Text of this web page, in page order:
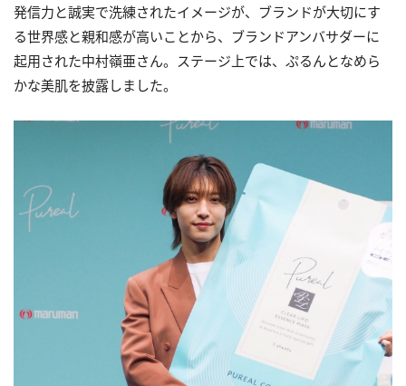
発信力と誠実で洗練されたイメージが、ブランドが大切にす
る世界感と親和感が高いことから、ブランドアンバサダーに
起用された中村嶺亜さん。ステージ上では、ぷるんとなめら
かな美肌を披露しました。